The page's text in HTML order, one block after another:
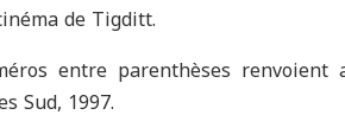
de Tigditt.
entre parenthèses
Sud, 1997.